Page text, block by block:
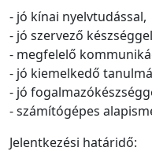
- jó kínai nyelvtudással,
- jó szervező
- megfelelő
- jó kiemelkedő
- jó
- számítógépes
Jelentkezési határidő: